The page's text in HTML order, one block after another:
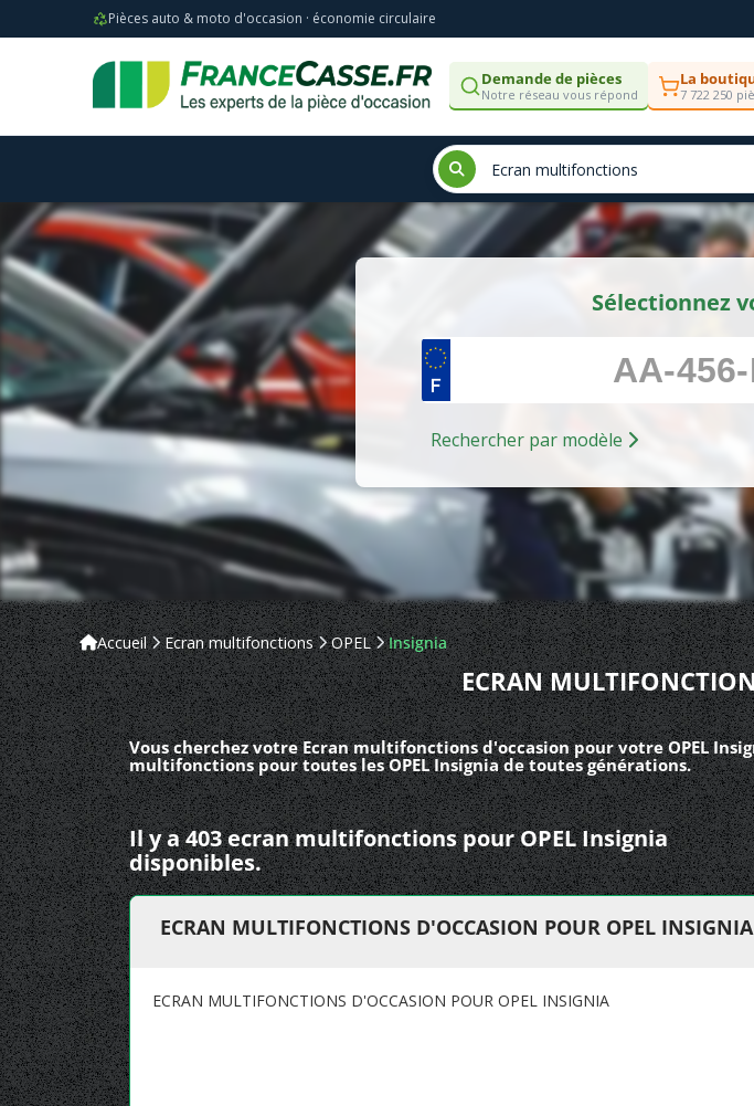
Pièces auto & moto d'occasion · économie circulaire
Demande de pièces
Notre réseau vous répond
La
7 722 250
Sélectionnez
Rechercher par modèle
Accueil Ecran multifonctions OPEL Insignia
ECRAN
Vous cherchez votre Ecran multifonctions d'occasion pour votre OPEL
multifonctions pour toutes les OPEL Insignia de toutes générations.
Il y a 403 ecran multifonctions pour OPEL Insignia
disponibles.
ECRAN MULTIFONCTIONS D'OCCASION POUR OPEL INSIGNIA
ECRAN MULTIFONCTIONS D'OCCASION POUR OPEL INSIGNIA